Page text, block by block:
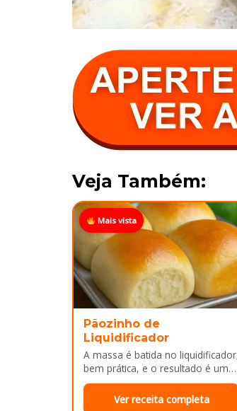
Veja Também:
Mais vista
Pãozinho de
Liquidificador
A massa é batida no
bem prática, e o resultado é um
pão leve, macio...
Ver receita completa